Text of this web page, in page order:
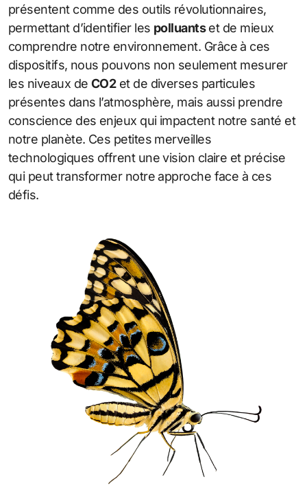
présentent comme des outils révolutionnaires,
permettant d’identifier les polluantset de mieux
comprendre notre environnement. Grâce à ces
dispositifs, nous pouvons non seulement mesurer
les niveaux de CO2et de diverses particules
présentes dans l’atmosphère, mais aussi prendre
conscience des enjeux qui impactent notre santé et
notre planète. Ces petites merveilles
technologiques offrent une vision claire et précise
qui peut transformer notre approche face à ces
défis.